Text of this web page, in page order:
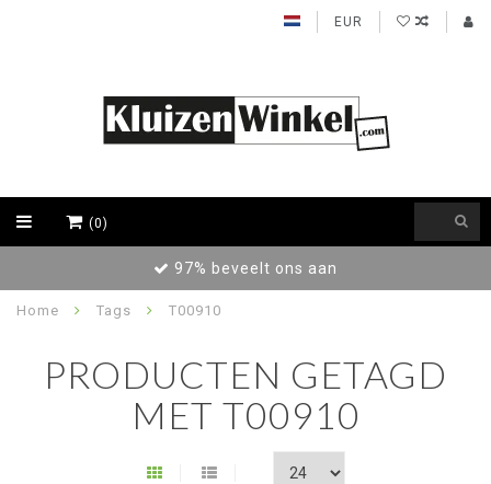
EUR
(0)
97% beveelt ons aan
Home Tags T00910
PRODUCTEN GETAGD
MET T00910